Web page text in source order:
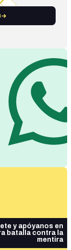
y apóyanos en
batalla contra la
mentira